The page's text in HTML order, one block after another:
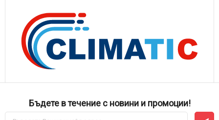
Бъдете в течение с новини и промоции!
Абонирай